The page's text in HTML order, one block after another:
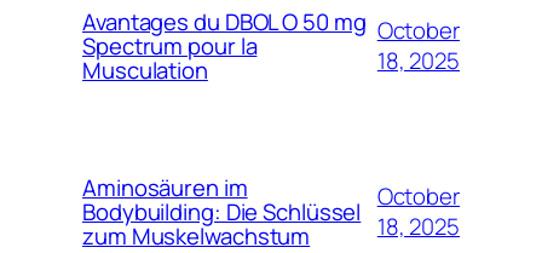
Avantages du DBOL O 50 mg
Spectrum pour la
Musculation
October
18, 2025
Aminosäuren im
Bodybuilding: Die Schlüssel
zum Muskelwachstum
October
18, 2025